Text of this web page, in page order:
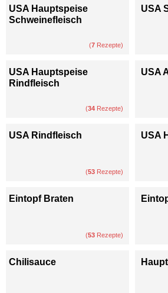
USA Hauptspeise
Schweinefleisch
(7 Rezepte)
USA
USA Hauptspeise
Rindfleisch
(34 Rezepte)
USA
USA Rindfleisch
(53 Rezepte)
USA
Eintopf Braten
(53 Rezepte)
Chilisauce